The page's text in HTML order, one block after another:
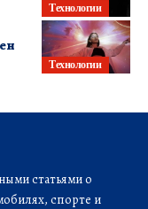
Технологии
Технологии
статьями о
спорте и